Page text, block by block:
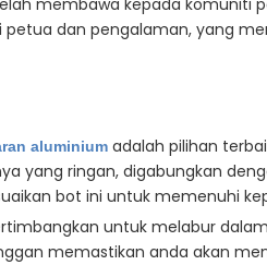
membawa kepada komuniti
petua dan pengalaman, yang
aluminium adalah pilihan
yang ringan, digabungkan
bot ini untuk memenuhi
untuk melabur
memastikan anda akan